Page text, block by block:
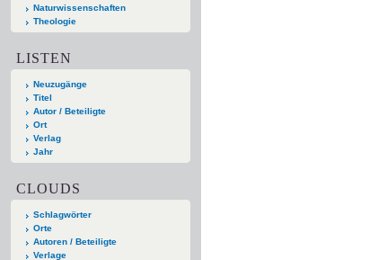
Naturwissenschaften
Theologie
LISTEN
Neuzugänge
Titel
Autor / Beteiligte
Ort
Verlag
Jahr
CLOUDS
Schlagwörter
Orte
Autoren / Beteiligte
Verlage